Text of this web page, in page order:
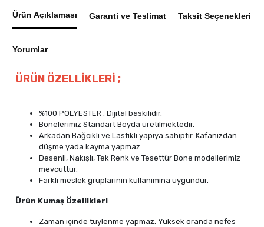
Ürün Açıklaması Garanti ve Teslimat Taksit Seçenekleri
Yorumlar
ÜRÜN ÖZELLİKLERİ ;
%100 POLYESTER . Dijital baskılıdır.
Bonelerimiz Standart Boyda üretilmektedir.
Arkadan Bağcıklı ve Lastikli yapıya sahiptir. Kafanızdan
düşme yada kayma yapmaz.
Desenli, Nakışlı, Tek Renk ve Tesettür Bone modellerimiz
mevcuttur.
Farklı meslek gruplarının kullanımına uygundur.
Ürün Kumaş Özellikleri
Zaman içinde tüylenme yapmaz. Yüksek oranda nefes